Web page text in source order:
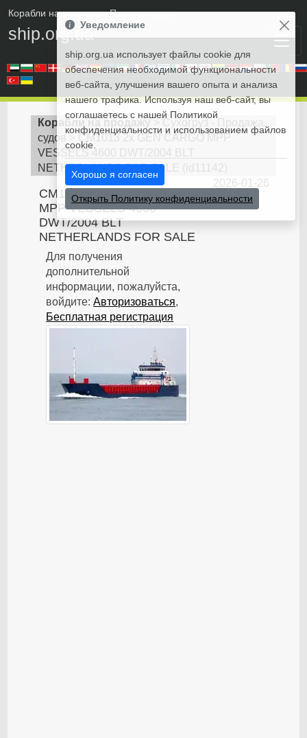
Корабли на продажу• Покупка судов
ship.org.ua
Корабли на продажу
Сухогруз - Продажа
судов
CM1013 2x GEN CARGO MPP
VESSELS 4600 DWT/2004 BLT
NETHERLANDS FOR SALE
id11142
2026-01-26
CM1013 2x GEN CARGO
MPP VESSELS 4600
DWT/2004 BLT
NETHERLANDS FOR SALE
Для получения
дополнительной
информации, пожалуйста,
войдите:Авторизоваться,
Бесплатная регистрация
Уведомление
ship.org.ua использует файлы cookie для
обеспечения необходимой функциональности
веб-сайта, улучшения вашего опыта и анализа
нашего трафика. Используя наш веб-сайт, вы
соглашаетесь с нашей Политикой
конфиденциальности и использованием файлов
cookie.
Хорошо я согласен
Открыть Политику конфиденциальности